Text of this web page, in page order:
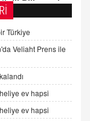
dijital hukukun
Türkiye
Veliaht Prens ile
ev hapsi
ev hapsi